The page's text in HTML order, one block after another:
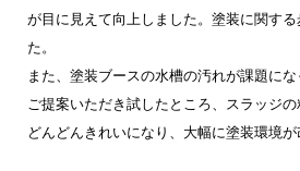
が目に見えて向上しました。塗装に関す
た。
また、塗装ブースの水槽の汚れが課題に
ご提案いただき試したところ、スラッジ
どんどんきれいになり、大幅に塗装環境が